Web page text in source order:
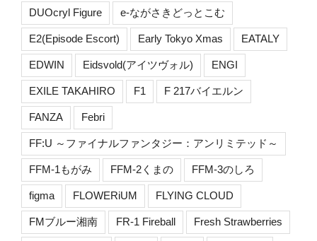
DUOcryl Figure e-ながさきどっとこむ
E2(Episode Escort) Early Tokyo Xmas EATALY
EDWIN Eidsvold(アイツヴォル) ENGI
EXILE TAKAHIRO F1 F 217バイエルン
FANZA Febri
FF:U ～ファイナルファンタジー：アンリミテッド～
FFM-1もがみ FFM-2くまの FFM-3のしろ
figma FLOWERiUM FLYING CLOUD
FMブルー湘南 FR-1 Fireball Fresh Strawberries